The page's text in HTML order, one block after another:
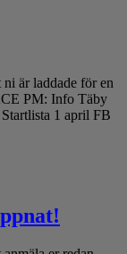
är laddade för en
PM: Info Täby
1 april FB